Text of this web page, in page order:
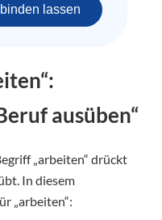
lassen
ausüben“
„arbeiten“ drückt
In diesem
„arbeiten“: